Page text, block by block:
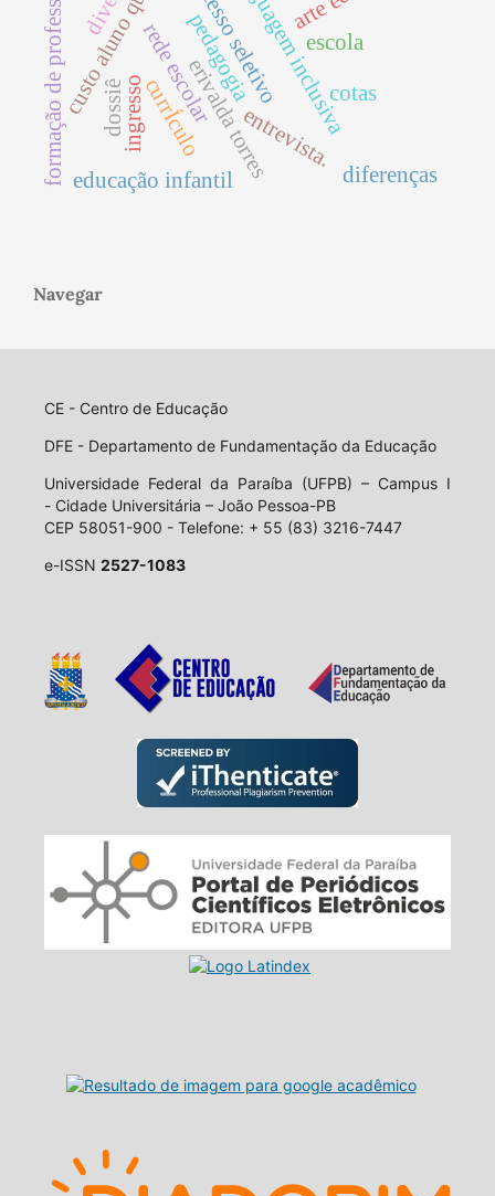
linguagem inclusiva
erivalda torres cotas
processo seletivo
ingresso entrevista.
formação de professores rede escolar
educação infantil
pedagogia escola
diferenças
currÍculo
dossiê
Navegar
CE - Centro de Educação
DFE - Departamento de Fundamentação da Educação
Universidade Federal da Paraíba (UFPB) – Campus I
- Cidade Universitária – João Pessoa-PB
CEP 58051-900 - Telefone: + 55 (83) 3216-7447
e-ISSN 2527-1083